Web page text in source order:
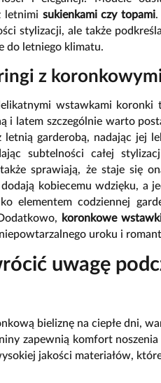
letnimi sukienkami czy topami.
stylizacji, ale także
do letniego klimatu.
z
wstawkami koronki
i latem szczególnie warto
letnią garderobą, nadając jej
subtelności całej
sprawiają, że staje się
kobiecemu wdzięku, a
elementem codziennej
koronkowe
uroku i
uwagę
bieliznę na ciepłe dni,
zapewnią komfort
jakości materiałów,